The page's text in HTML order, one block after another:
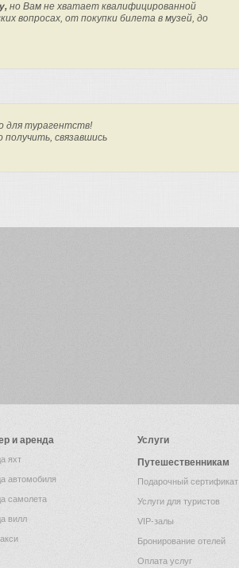
но Вам не хватает квалифицированной
вопросах, от покупки билета в музей, до
для турагентств!
связавшись
и аренда
яхт
автомобиля
самолета
вилл
Услуги
Путешественникам
Подарочный сертификат
Услуги для туристов
VIP-залы
Бронирование отелей
Оплата услуг